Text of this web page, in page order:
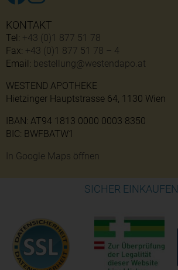
KONTAKT
Tel: +43 (0)1 877 51 78
Fax: +43 (0)1 877 51 78 – 4
Email: bestellung@westendapo.at
WESTEND APOTHEKE
Hietzinger Hauptstrasse 64, 1130 Wien
IBAN: AT94 1813 0000 0003 8350
BIC: BWFBATW1
In Google Maps öffnen
SICHER EINKAUFEN